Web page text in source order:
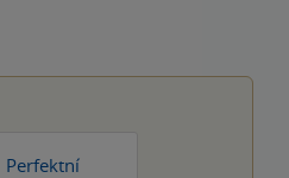
Perfektní